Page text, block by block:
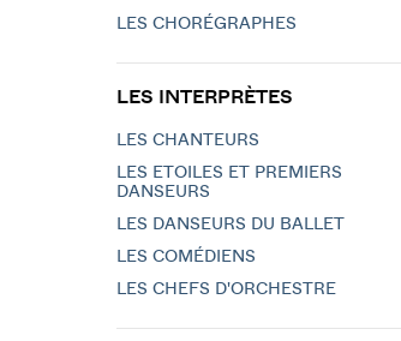
LES CHORÉGRAPHES
LES INTERPRÈTES
LES CHANTEURS
LES ETOILES ET PREMIERS
DANSEURS
LES DANSEURS DU BALLET
LES COMÉDIENS
LES CHEFS D'ORCHESTRE